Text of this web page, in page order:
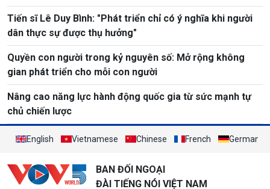
Tiến sĩ Lê Duy Bình: "Phát triển chỉ có ý nghĩa khi người
dân thực sự được thụ hưởng"
Quyền con người trong kỷ nguyên số: Mở rộng không
gian phát triển cho mỗi con người
Nâng cao năng lực hành động quốc gia từ sức mạnh tự
chủ chiến lược
English Vietnamese Chinese French German
BAN ĐỐI NGOẠI
ĐÀI TIẾNG NÓI VIỆT NAM